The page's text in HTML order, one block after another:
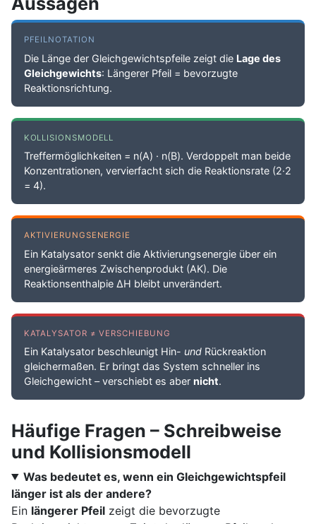
PFEILNOTATION
Die Länge der Gleichgewichtspfeile zeigt die Lage des
Gleichgewichts: Längerer Pfeil = bevorzugte
Reaktionsrichtung.
KOLLISIONSMODELL
Treffermöglichkeiten = n(A) · n(B). Verdoppelt man beide
Konzentrationen, vervierfacht sich die Reaktionsrate (2·2
= 4).
AKTIVIERUNGSENERGIE
Ein Katalysator senkt die Aktivierungsenergie über ein
energieärmeres Zwischenprodukt (AK). Die
Reaktionsenthalpie ΔH bleibt unverändert.
KATALYSATOR ≠ VERSCHIEBUNG
Ein Katalysator beschleunigt Hin- undRückreaktion
gleichermaßen. Er bringt das System schneller ins
Gleichgewicht – verschiebt es aber nicht.
Häufige Fragen – Schreibweise
und Kollisionsmodell
Was bedeutet es, wenn ein Gleichgewichtspfeil
länger ist als der andere?
Ein längerer Pfeil zeigt die bevorzugte